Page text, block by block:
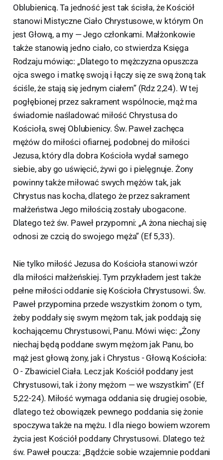
Oblubienicą. Ta jedność jest tak ścisła, że Kościół
stanowi Mistyczne Ciało Chrystusowe, w którym On
jest Głową, a my — Jego członkami. Małżonkowie
także stanowią jedno ciało, co stwierdza Księga
Rodzaju mówiąc: „Dlatego to mężczyzna opuszcza
ojca swego i matkę swoją i łączy się ze swą żoną tak
ściśle, że stają się jednym ciałem” (Rdz 2,24). W tej
pogłębionej przez sakrament wspólnocie, mąż ma
świadomie naśladować miłość Chrystusa do
Kościoła, swej Oblubienicy. Św. Paweł zachęca
mężów do miłości ofiarnej, podobnej do miłości
Jezusa, który dla dobra Kościoła wydał samego
siebie, aby go uświęcić, żywi go i pielęgnuje. Żony
powinny także miłować swych mężów tak, jak
Chrystus nas kocha, dlatego że przez sakrament
małżeństwa Jego miłością zostały ubogacone.
Dlatego też św. Paweł przypomni: „A żona niechaj się
odnosi ze czcią do swojego męża” (Ef 5,33).
Nie tylko miłość Jezusa do Kościoła stanowi wzór
dla miłości małżeńskiej. Tym przykładem jest także
pełne miłości oddanie się Kościoła Chrystusowi. Św.
Paweł przypomina przede wszystkim żonom o tym,
żeby poddały się swym mężom tak, jak poddają się
kochającemu Chrystusowi, Panu. Mówi więc: „Żony
niechaj będą poddane swym mężom jak Panu, bo
mąż jest głową żony, jak i Chrystus - Głową Kościoła:
O - Zbawiciel Ciała. Lecz jak Kościół poddany jest
Chrystusowi, tak i żony mężom — we wszystkim” (Ef
5,22-24). Miłość wymaga oddania się drugiej osobie,
dlatego też obowiązek pewnego poddania się żonie
spoczywa także na mężu. I dla niego bowiem wzorem
życia jest Kościół poddany Chrystusowi. Dlatego też
św. Paweł poucza: „Bądźcie sobie wzajemnie poddani